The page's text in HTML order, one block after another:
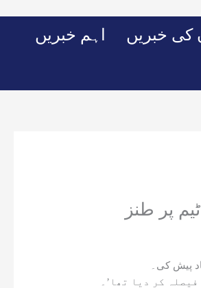
اہم خبریں کی خبریں
پر طنز
پیش کی۔
کر دیا تھا’۔